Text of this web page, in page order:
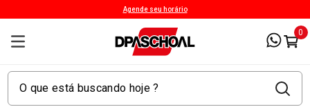
Agende seu horário
0